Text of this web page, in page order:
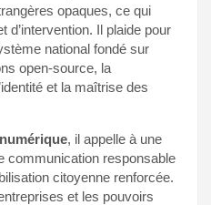
opaques, ce qui
d’intervention. Il plaide pour
national fondé sur
open-source, la
et la maîtrise des
, il appelle à une
communication responsable
citoyenne renforcée.
et les pouvoirs